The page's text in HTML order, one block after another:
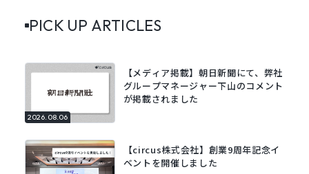
PICK UP ARTICLES
2026.08.06
【メディア掲載】朝日新聞にて、弊社
グループマネージャー下山のコメント
が掲載されました
【circus株式会社】創業9周年記念イ
ベントを開催しました